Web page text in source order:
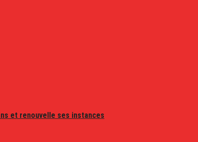
et renouvelle ses instances